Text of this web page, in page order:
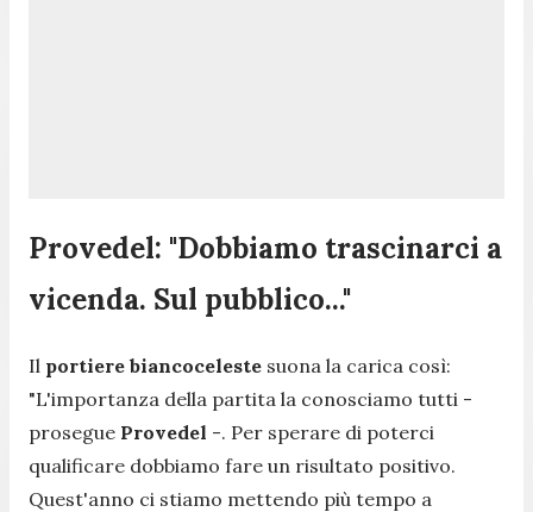
Provedel: "Dobbiamo trascinarci a
vicenda. Sul pubblico..."
Il portiere biancoceleste suona la carica così:
"L'importanza della partita la conosciamo tutti -
prosegue Provedel -. Per sperare di poterci
qualificare dobbiamo fare un risultato positivo.
Quest'anno ci stiamo mettendo più tempo a